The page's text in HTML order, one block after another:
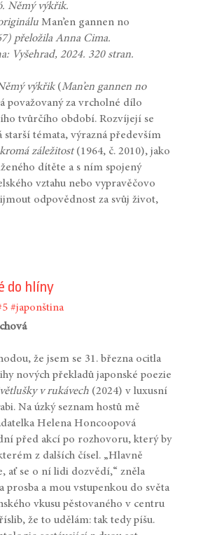
Němý výkřik.
Man’en gannen no
přeložila Anna Cima.
Vyšehrad, 2024. 320 stran.
výkřik(Man’en gannen no
považovaný za vrcholné dílo
tvůrčího období. Rozvíjejí se
starší témata, výrazná především
záležitost(1964, č. 2010), jako
dítěte a s ním spojený
vztahu nebo vypravěčovo
odpovědnost za svůj život,
do hlíny
#japonština
že jsem se 31. března ocitla
nových překladů japonské poezie
v rukávech (2024) v luxusní
Na úzký seznam hostů mě
Helena Honcoopová
před akcí po rozhovoru, který by
z dalších čísel. „Hlavně
ať se o ní lidi dozvědí,“ zněla
prosba a mou vstupenkou do světa
vkusu pěstovaného v centru
že to udělám: tak tedy píšu.